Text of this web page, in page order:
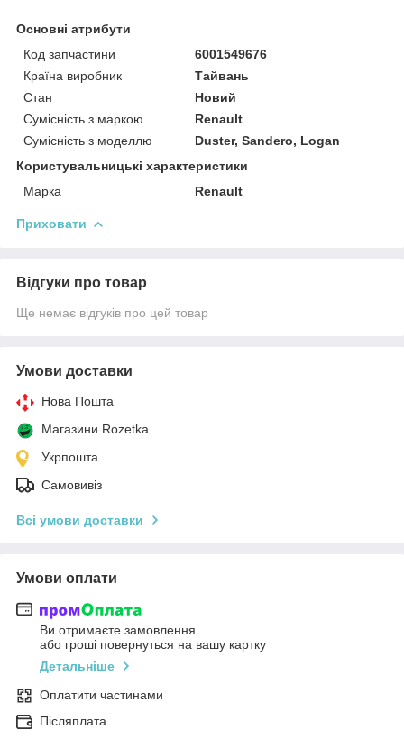
Основні атрибути
Код запчастини
6001549676
Країна виробник
Тайвань
Стан
Новий
Сумісність з маркою
Renault
Сумісність з моделлю
Duster, Sandero, Logan
Користувальницькі характеристики
Марка
Renault
Приховати
Відгуки про товар
Ще немає відгуків про цей товар
Умови доставки
Нова Пошта
Магазини Rozetka
Укрпошта
Самовивіз
Всі умови доставки
Умови оплати
Ви отримаєте замовлення
або гроші повернуться на вашу картку
Детальніше
Оплатити частинами
Післяплата